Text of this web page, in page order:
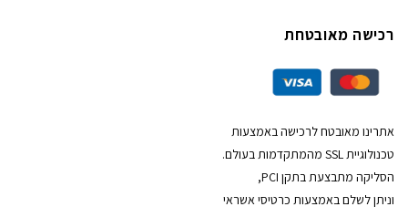
רכישה מאובטחת
אתרינו מאובטח לרכישה באמצעות
טכנולוגיית SSL מהמתקדמות בעולם.
הסליקה מתבצעת בתקן PCI,
וניתן לשלם באמצעות כרטיסי אשראי